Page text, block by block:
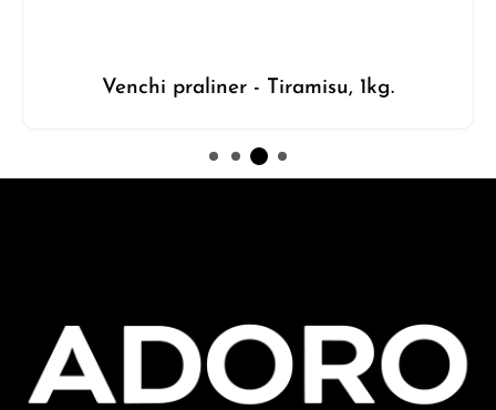
Venchi praliner - Tiramisu, 1kg.